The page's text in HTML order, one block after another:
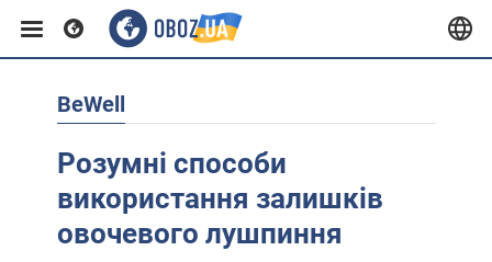
Європа
США
BeWell
Розумні способи
використання залишків
овочевого лушпиння